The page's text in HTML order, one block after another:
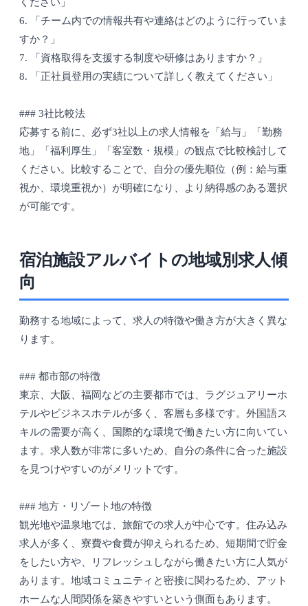
ください」
6. 「チーム内での情報共有や連絡はどのように行っていま
すか？」
7. 「資格取得を支援する制度や研修はありますか？」
8. 「正社員登用の実績について詳しく教えてください」
### 3社比較法
応募する前に、必ず3社以上の求人情報を「給与」「勤務
地」「福利厚生」「客室数・規模」の観点で比較検討して
ください。比較することで、自分の優先順位（例：給与重
視か、環境重視か）が明確になり、より納得感のある選択
が可能です。
宿泊施設アルバイトの地域別求人傾
向
勤務する地域によって、求人の特徴や働き方が大きく異な
ります。
### 都市部の特徴
東京、大阪、福岡などの主要都市では、ラグジュアリーホ
テルやビジネスホテルが多く、客層も多様です。外国語ス
キルの需要が高く、国際的な環境で働きたい方に向いてい
ます。求人数が非常に多いため、自分の条件に合った施設
を見つけやすいのがメリットです。
### 地方・リゾート地の特徴
観光地や温泉地では、旅館での求人が中心です。住み込み
求人が多く、寮費や食費が抑えられるため、短期間で貯金
をしたい方や、リフレッシュしながら働きたい方に人気が
あります。地域コミュニティと密接に関わるため、アット
ホームな人間関係を築きやすいという側面もあります。